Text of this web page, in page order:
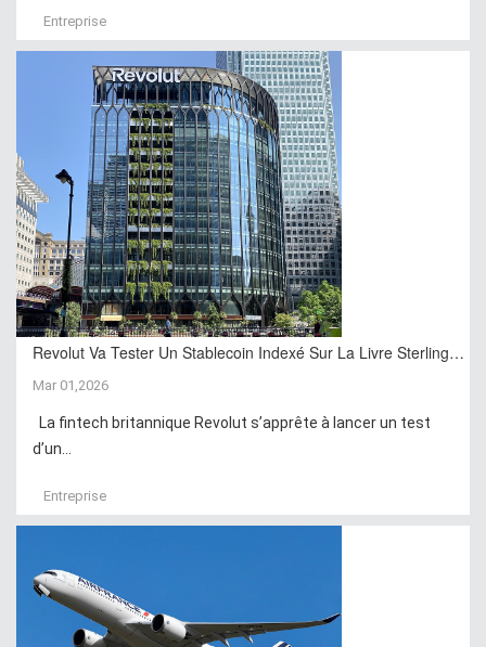
Entreprise
Revolut Va Tester Un Stablecoin Indexé Sur La Livre Sterling…
Mar 01,2026
La fintech britannique Revolut s’apprête à lancer un test
d’un...
Entreprise